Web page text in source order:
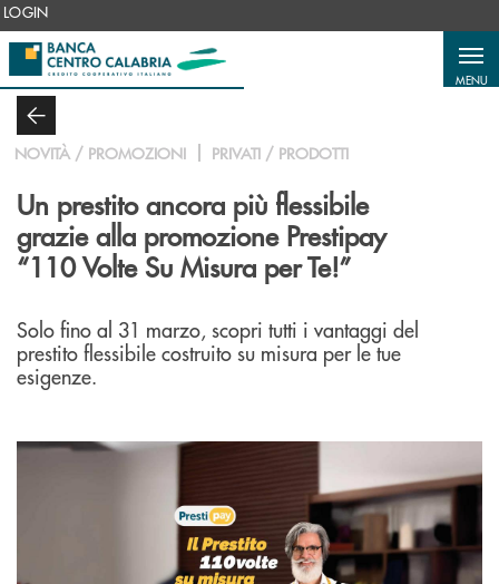
Salta al contenuto principale
LOGIN
MENU
NOVITÀ / PROMOZIONI PRIVATI / PRODOTTI
Un prestito ancora più flessibile
grazie alla promozione Prestipay
“110 Volte Su Misura per Te!”
Solo fino al 31 marzo, scopri tutti i vantaggi del
prestito flessibile costruito su misura per le tue
esigenze.